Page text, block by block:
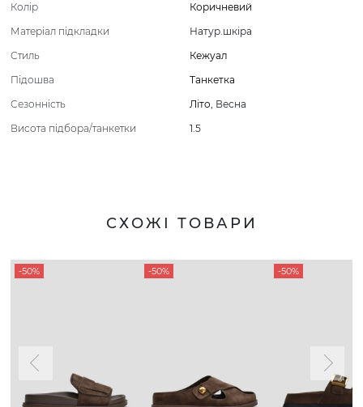
Колір
Коричневий
Матеріал підкладки
Натур.шкіра
Стиль
Кежуал
Підошва
Танкетка
Сезонність
Літо, Весна
Висота підбора/танкетки
1.5
СХОЖІ ТОВАРИ
-50% -50% -50%